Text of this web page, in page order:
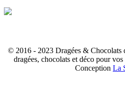
© 2016 - 2023 Dragées & Chocolats
dragées, chocolats et déco pour
Conception La